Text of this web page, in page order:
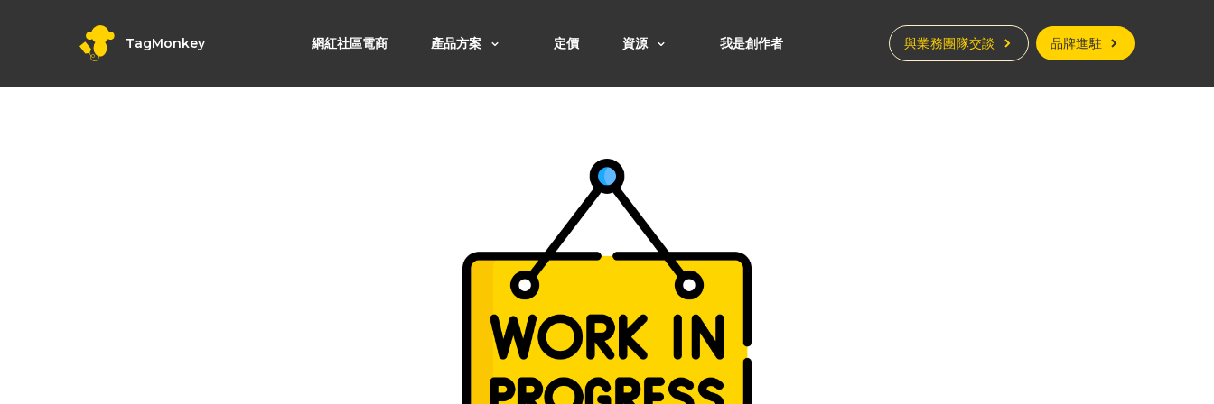
TagMonkey 網紅社區電商 產品方案 定價 資源 我是創作者 與業務團隊交談 品牌進駐